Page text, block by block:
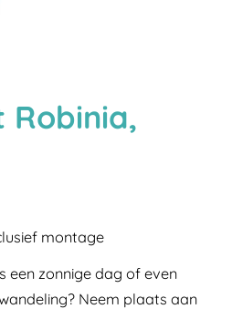
Robinia,
montage
een zonnige dag of even
Neem plaats aan